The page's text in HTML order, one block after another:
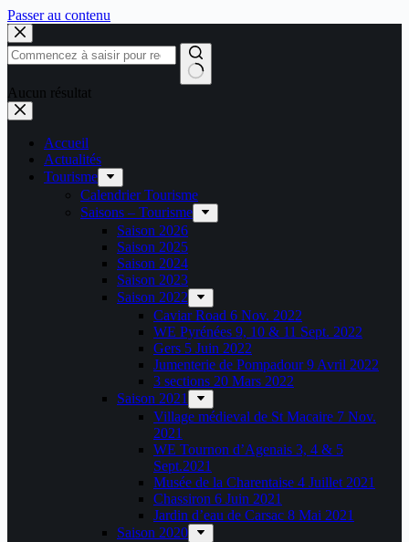
Passer au contenu
Aucun résultat
Accueil
Actualités
Tourisme
Calendrier Tourisme
Saisons – Tourisme
Saison 2026
Saison 2025
Saison 2024
Saison 2023
Saison 2022
Caviar Road 6 Nov. 2022
WE Pyrénées 9, 10 & 11 Sept. 2022
Gers 5 Juin 2022
Jumenterie de Pompadour 9 Avril 2022
3 sections 20 Mars 2022
Saison 2021
Village médieval de St Macaire 7 Nov.
2021
WE Tournon d’Agenais 3, 4 & 5
Sept.2021
Musée de la Charentaise 4 Juillet 2021
Chassiron 6 Juin 2021
Jardin d’eau de Carsac 8 Mai 2021
Saison 2020